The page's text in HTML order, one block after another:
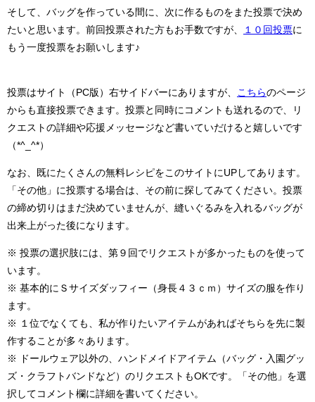
そして、バッグを作っている間に、次に作るものをまた投票で決め
たいと思います。前回投票された方もお手数ですが、
１０回投票に
もう一度投票をお願いします♪
投票はサイト（PC版）右サイドバーにありますが、 こちらのページ
からも直接投票できます。投票と同時にコメントも送れるので、リ
クエストの詳細や応援メッセージなど書いていだけると嬉しいです
（*^_^*）
なお、既にたくさんの無料レシピをこのサイトにUPしてあります。
「その他」に投票する場合は、その前に探してみてください。投票
の締め切りはまだ決めていませんが、縫いぐるみを入れるバッグが
出来上がった後になります。
※ 投票の選択肢には、第９回でリクエストが多かったものを使って
います。
※ 基本的にＳサイズダッフィー（身長４３ｃｍ）サイズの服を作り
ます。
※ １位でなくても、私が作りたいアイテムがあればそちらを先に製
作することが多々あります。
※ ドールウェア以外の、ハンドメイドアイテム（バッグ・入園グッ
ズ・クラフトバンドなど）のリクエストもOKです。「その他」を選
択してコメント欄に詳細を書いてください。